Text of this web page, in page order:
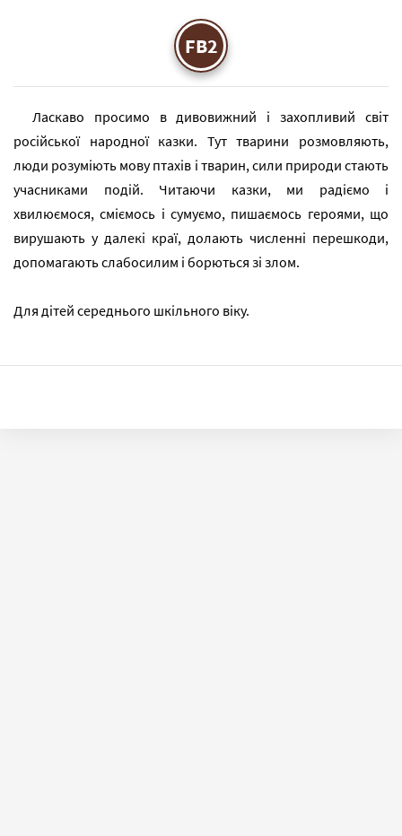
FB2
Ласкаво просимо в дивовижний і захопливий світ
російської народної казки. Тут тварини розмовляють,
люди розуміють мову птахів і тварин, сили природи стають
учасниками подій. Читаючи казки, ми радіємо і
хвилюємося, сміємось і сумуємо, пишаємось героями, що
вирушають у далекі краї, долають численні перешкоди,
допомагають слабосилим і борються зі злом.
Для дітей середнього шкільного віку.